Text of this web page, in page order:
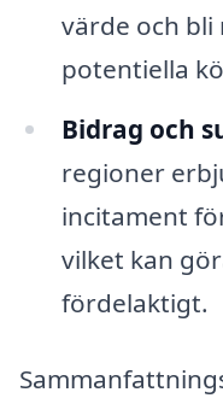
värde och
potentiella
Bidrag och
regioner
incitament
vilket kan
fördelaktigt.